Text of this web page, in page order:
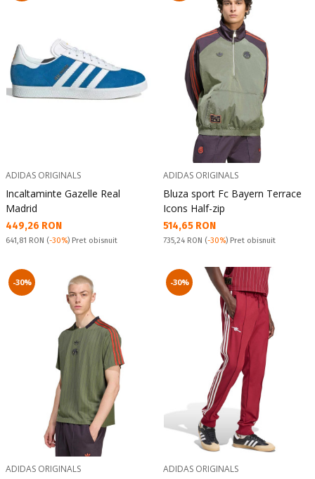
ADIDAS ORIGINALS
Incaltaminte Gazelle Real
Madrid
Текуща цена:
449,26 RON
Pret obisnuit:
641,81 RON (-30%) Pret obisnuit
ADIDAS ORIGINALS
Bluza sport Fc Bayern Terrace
Icons Half-zip
Текуща цена:
514,65 RON
Pret obisnuit:
735,24 RON (-30%) Pret obisnuit
-30%
ADIDAS ORIGINALS
-30%
ADIDAS ORIGINALS